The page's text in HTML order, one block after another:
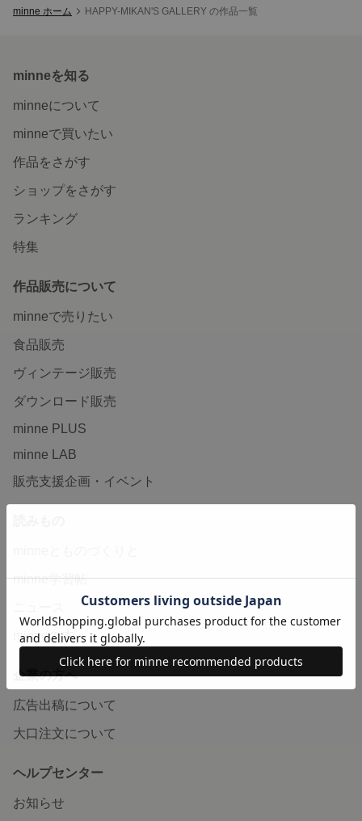
minne ホーム HAPPY-MIKAN'S GALLERY の作品一覧
minneを知る
minneについて
minneで買いたい
作品をさがす
ショップをさがす
ランキング
特集
作品販売について
minneで売りたい
食品販売
ヴィンテージ販売
ダウンロード販売
minne PLUS
minne LAB
販売支援企画・イベント
minne学習帖
minneの本
企業の方へ
広告出稿について
大口注文について
ヘルプセンター
お知らせ